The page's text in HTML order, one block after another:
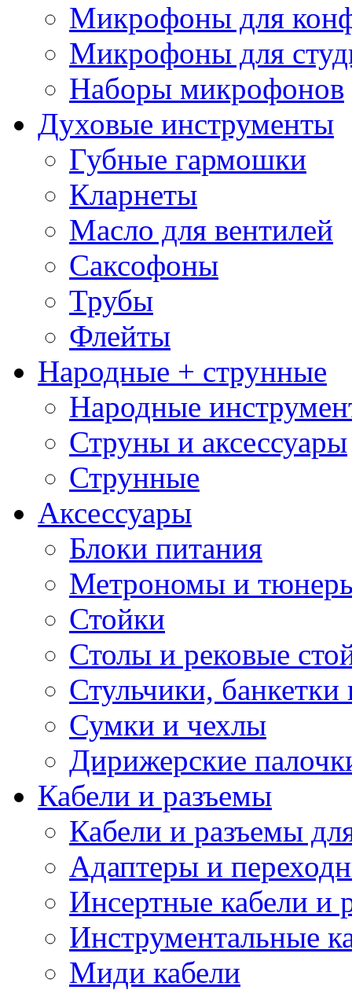
Микрофоны для
Микрофоны для
Наборы микрофонов
Духовые инструменты
Губные гармошки
Кларнеты
Масло для вентилей
Саксофоны
Трубы
Флейты
Народные + струнные
Народные
Струны и аксессуары
Струнные
Аксессуары
Блоки питания
Метрономы и
Стойки
Столы и рековые
Стульчики, банкетки
Сумки и чехлы
Дирижерские
Кабели и разъемы
Кабели и разъемы
Адаптеры и
Инсертные кабели и
Инструментальные
Миди кабели